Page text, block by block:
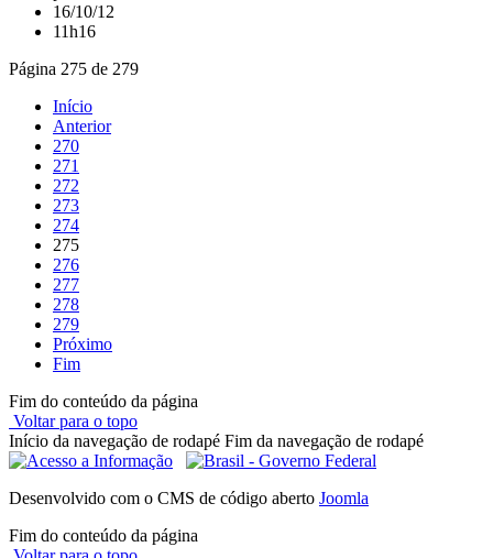
16/10/12
11h16
Página 275 de 279
Início
Anterior
270
271
272
273
274
275
276
277
278
279
Próximo
Fim
Fim do conteúdo da página
Voltar para o topo
Início da navegação de rodapé Fim da navegação de rodapé
Desenvolvido com o CMS de código aberto Joomla
Fim do conteúdo da página